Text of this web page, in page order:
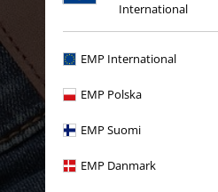
International
EMP International
EMP Polska
EMP Suomi
EMP Danmark